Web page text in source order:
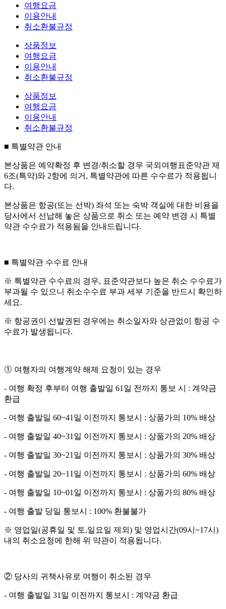
여행요금
이용안내
취소환불규정
상품정보
여행요금
이용안내
취소환불규정
상품정보
여행요금
이용안내
취소환불규정
■ 특별약관 안내
본상품은 예약확정 후 변경/취소할 경우 국외여행표준약관 제
6조(특약)와 2항에 의거, 특별약관에 따른 수수료가 적용됩니
다.
본상품은 항공(또는 선박) 좌석 또는 숙박 객실에 대한 비용을
당사에서 선납해 놓은 상품으로 취소 또는 예약 변경 시 특별
약관 수수료가 적용됨을 안내드립니다.
■ 특별약관 수수료 안내
※ 특별약관 수수료의 경우, 표준약관보다 높은 취소 수수료가
부과될 수 있으니 취소수수료 부과 세부 기준을 반드시 확인하
세요.
※ 항공권이 선발권된 경우에는 취소일자와 상관없이 항공 수
수료가 발생됩니다.
⓵ 여행자의 여행계약 해제 요청이 있는 경우
- 여행 확정 후부터 여행 출발일 61일 전까지 통보 시 : 계약금
환급
- 여행 출발일 60~41일 이전까지 통보시 : 상품가의 10% 배상
- 여행 출발일 40~31일 이전까지 통보시 : 상품가의 20% 배상
- 여행 출발일 30~21일 이전까지 통보시 : 상품가의 30% 배상
- 여행 출발일 20~11일 이전까지 통보시 : 상품가의 60% 배상
- 여행 출발일 10~01일 이전까지 통보시 : 상품가의 80% 배상
- 여행 출발 당일 통보시 : 100% 환불불가
※ 영업일(공휴일 및 토,일요일 제외) 및 영업시간(09시~17시)
내의 취소요청에 한해 위 약관이 적용됩니다.
② 당사의 귀책사유로 여행이 취소된 경우
- 여행 출발일 31일 이전까지 통보시 : 계약금 환급